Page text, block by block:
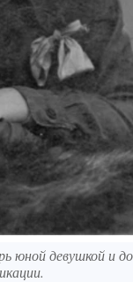
юной девушкой и